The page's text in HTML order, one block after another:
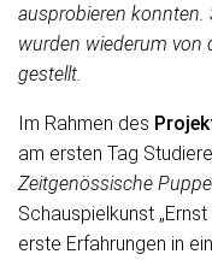
ausprobieren
wurden wiederum von
gestellt.
Im Rahmen des
am ersten Tag
Zeitgenössische
Schauspielkunst
erste Erfahrungen in